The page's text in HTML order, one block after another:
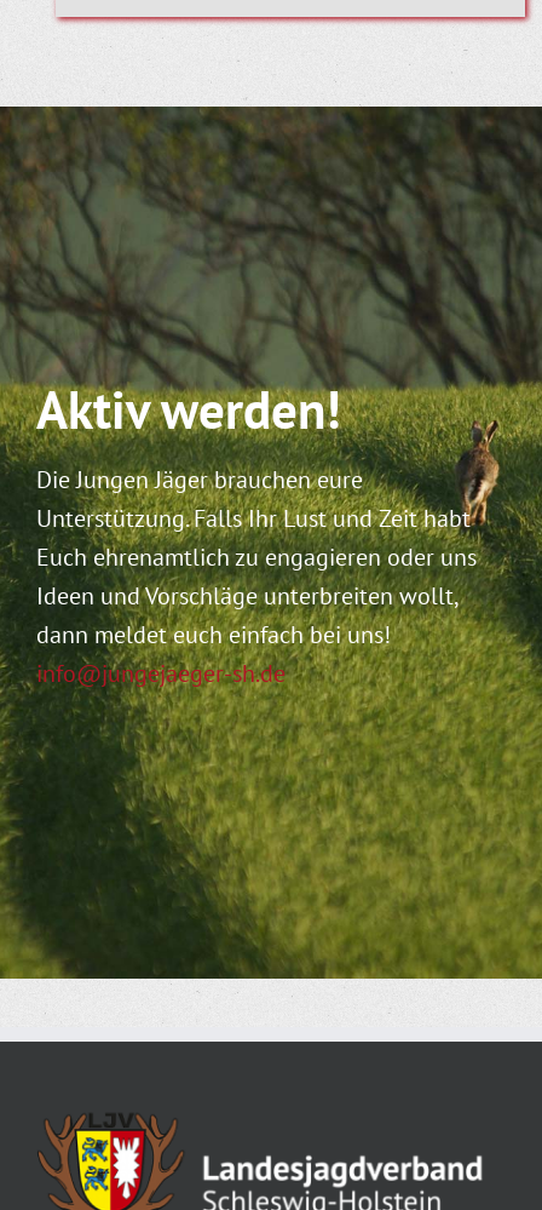
Aktiv werden!
Die Jungen Jäger brauchen eure
Unterstützung. Falls Ihr Lust und Zeit habt
Euch ehrenamtlich zu engagieren oder uns
Ideen und Vorschläge unterbreiten wollt,
dann meldet euch einfach bei uns!
info@jungejaeger-sh.de